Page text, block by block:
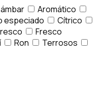
ámbar
Aromático
especiado
Cítrico
Fresco
Ron
Terrosos